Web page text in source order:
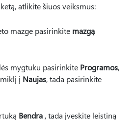
atlikite šiuos veiksmus:
mazge pasirinkite mazgą
mygtuku pasirinkite Programos,
į Naujas, tada pasirinkite
Bendra , tada įveskite leistiną